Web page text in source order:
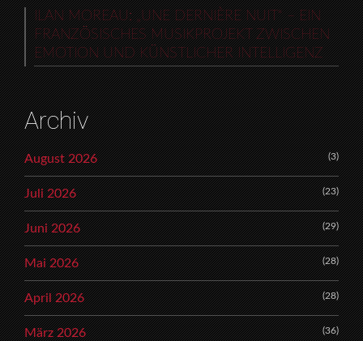
ILAN MOREAU: „UNE DERNIÈRE NUIT“ – EIN
FRANZÖSISCHES MUSIKPROJEKT ZWISCHEN
EMOTION UND KÜNSTLICHER INTELLIGENZ
Archiv
August 2026 (3)
Juli 2026 (23)
Juni 2026 (29)
Mai 2026 (28)
April 2026 (28)
März 2026 (36)